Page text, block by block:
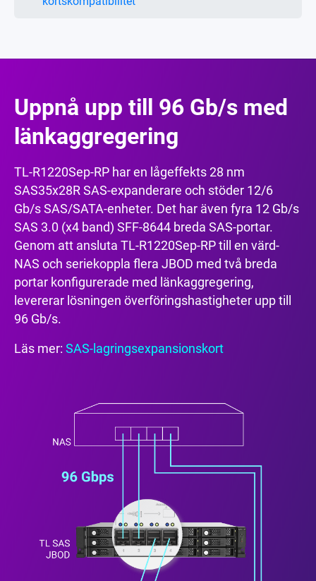
Uppnå upp till 96 Gb/s med
länkaggregering
TL-R1220Sep-RP har en lågeffekts 28 nm
SAS35x28R SAS-expanderare och stöder 12/6
Gb/s SAS/SATA-enheter. Det har även fyra 12 Gb/s
SAS 3.0 (x4 band) SFF-8644 breda SAS-portar.
Genom att ansluta TL-R1220Sep-RP till en värd-
NAS och seriekoppla flera JBOD med två breda
portar konfigurerade med länkaggregering,
levererar lösningen överföringshastigheter upp till
96 Gb/s.
Läs mer: SAS-lagringsexpansionskort